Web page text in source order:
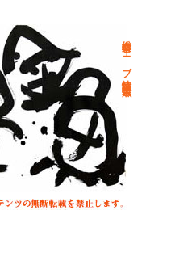
総合文学ウェブ情報誌 文学金魚